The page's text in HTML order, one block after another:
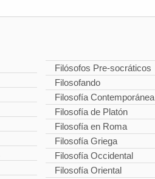
Filósofos Pre-socráticos
Filosofando
Filosofía Contemporánea
Filosofía de Platón
Filosofía en Roma
Filosofía Griega
Filosofía Occidental
Filosofía Oriental